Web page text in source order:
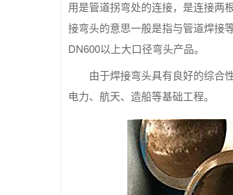
用是管道拐弯处的连接，是连接两
接弯头的意思一般是指与管道焊接
DN600以上大口径弯头产品。
由于焊接弯头具有良好的综合
电力、航天、造船等基础工程。